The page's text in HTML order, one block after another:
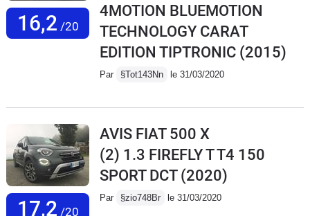
16,2 /20
4MOTION BLUEMOTION
TECHNOLOGY CARAT
EDITION TIPTRONIC (2015)
Par §Tot143Nn le 31/03/2020
17,2 /20
AVIS FIAT 500 X
(2) 1.3 FIREFLY T T4 150
SPORT DCT(2020)
Par §zio748Br le 31/03/2020